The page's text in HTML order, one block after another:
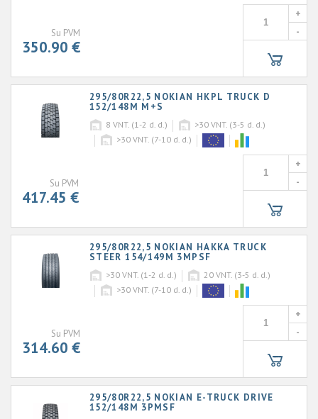
Su PVM
350.90 €
+
-
295/80R22,5 NOKIAN HKPL TRUCK D
152/148M M+S
8 VNT. (1-2 d. d.) >30 VNT. (3-5 d. d.)
>30 VNT. (7-10 d. d.)
Su PVM
417.45 €
+
-
295/80R22,5 NOKIAN HAKKA TRUCK
STEER 154/149M 3MPSF
>30 VNT. (1-2 d. d.) 20 VNT. (3-5 d. d.)
>30 VNT. (7-10 d. d.)
Su PVM
314.60 €
+
-
295/80R22,5 NOKIAN E-TRUCK DRIVE
152/148M 3PMSF